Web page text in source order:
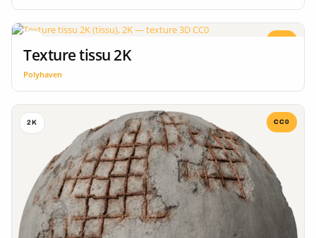
Texture tissu 2K
Polyhaven
2K CC0